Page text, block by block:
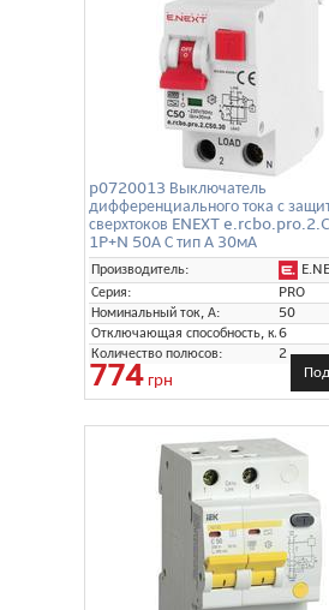
p0720013 Выключатель
дифференциального тока с
сверхтоков ENEXT
1P+N 50А С тип А 30мА
Производитель:
Серия:
PRO
Номинальный ток, А:
50
Отключающая способность, кА:
6
Количество полюсов:
2
774грн